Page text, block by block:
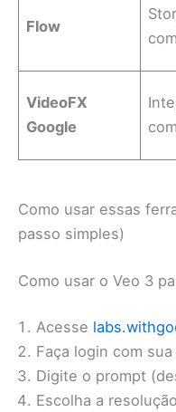
Flow
VideoFX
Google
Como usar essas
passo simples)
Como usar o Veo 3
Acesse
Faça login com
Digite o prompt
Escolha a